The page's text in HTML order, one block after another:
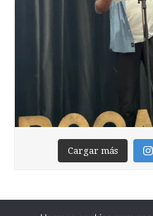
Cargar más